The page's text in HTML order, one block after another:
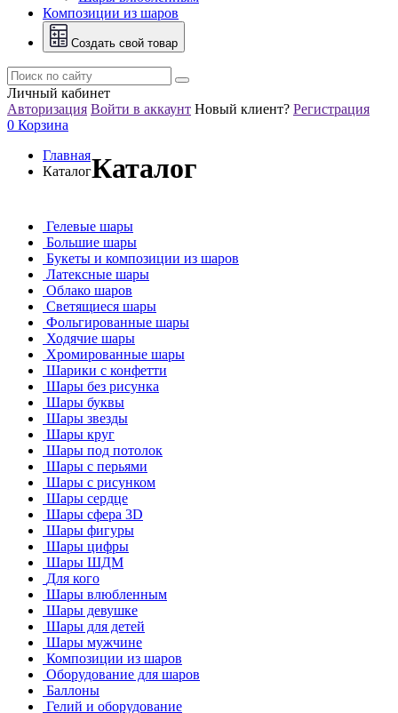
Композиции из шаров
Создать свой товар
Личный кабинет
Авторизация Войти в аккаунт Новый клиент? Регистрация
0 Корзина
Главная
КаталогКаталог
Гелевые шары
Большие шары
Букеты и композиции из шаров
Латексные шары
Облако шаров
Светящиеся шары
Фольгированные шары
Ходячие шары
Хромированные шары
Шарики с конфетти
Шары без рисунка
Шары буквы
Шары звезды
Шары круг
Шары под потолок
Шары с перьями
Шары с рисунком
Шары сердце
Шары сфера 3D
Шары фигуры
Шары цифры
Шары ШДМ
Для кого
Шары влюбленным
Шары девушке
Шары для детей
Шары мужчине
Композиции из шаров
Оборудование для шаров
Баллоны
Гелий и оборудование